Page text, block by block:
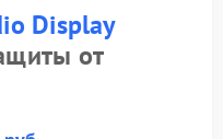
Display
от